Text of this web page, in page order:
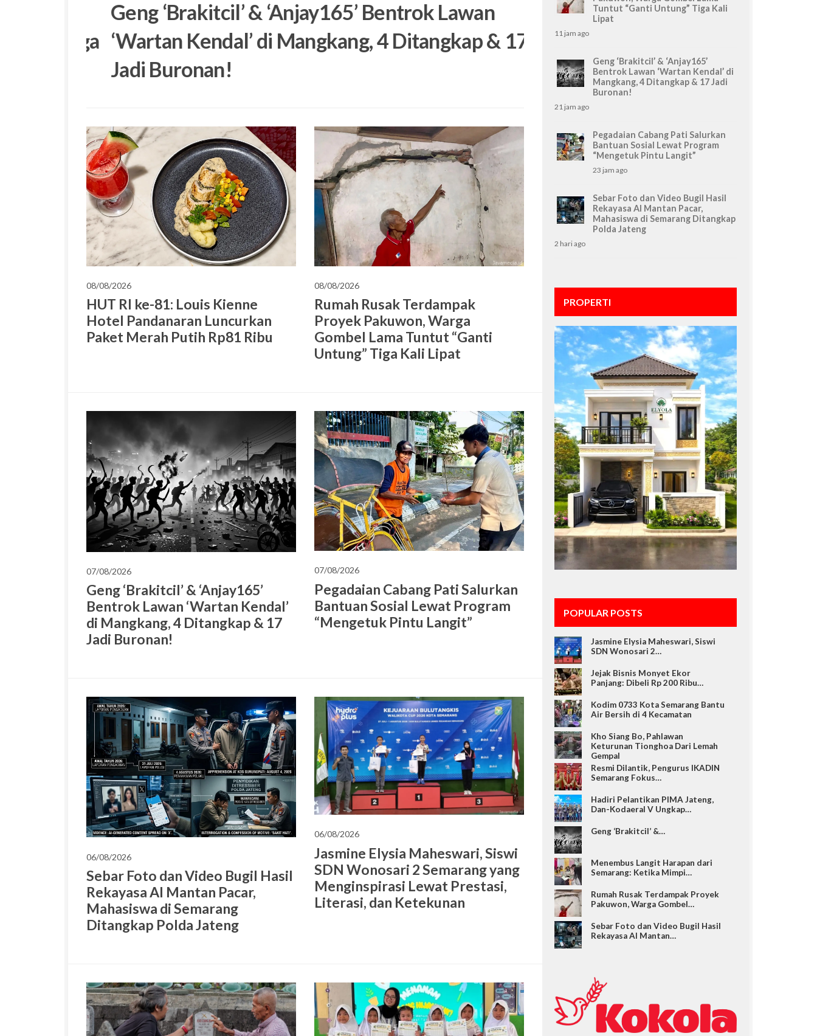
Geng ‘Brakitcil’ & ‘Anjay165’ Bentrok Lawan
‘Wartan Kendal’ di Mangkang, 4 Ditangkap & 17
Jadi Buronan!
Pegadaian Cabang Pati Salurkan
Lewat Program “Mengetuk
08/08/2026
HUT RI ke-81: Louis Kienne
Hotel Pandanaran Luncurkan
Paket Merah Putih Rp81 Ribu
08/08/2026
Rumah Rusak Terdampak
Proyek Pakuwon, Warga
Gombel Lama Tuntut “Ganti
Untung” Tiga Kali Lipat
07/08/2026
Geng ‘Brakitcil’ & ‘Anjay165’
Bentrok Lawan ‘Wartan Kendal’
di Mangkang, 4 Ditangkap & 17
Jadi Buronan!
07/08/2026
Pegadaian Cabang Pati Salurkan
Bantuan Sosial Lewat Program
“Mengetuk Pintu Langit”
06/08/2026
Sebar Foto dan Video Bugil Hasil
Rekayasa AI Mantan Pacar,
Mahasiswa di Semarang
Ditangkap Polda Jateng
06/08/2026
Jasmine Elysia Maheswari, Siswi
SDN Wonosari 2 Semarang yang
Menginspirasi Lewat Prestasi,
Literasi, dan Ketekunan
Tuntut “Ganti Untung” Tiga Kali
Lipat
11 jam ago
Geng ‘Brakitcil’ & ‘Anjay165’
Bentrok Lawan ‘Wartan Kendal’ di
Mangkang, 4 Ditangkap & 17 Jadi
Buronan!
21 jam ago
Pegadaian Cabang Pati Salurkan
Bantuan Sosial Lewat Program
“Mengetuk Pintu Langit”
23 jam ago
Sebar Foto dan Video Bugil Hasil
Rekayasa AI Mantan Pacar,
Mahasiswa di Semarang Ditangkap
Polda Jateng
2 hari ago
PROPERTI
POPULAR POSTS
Jasmine Elysia Maheswari, Siswi
SDN Wonosari 2…
Jejak Bisnis Monyet Ekor
Panjang: Dibeli Rp 200 Ribu…
Kodim 0733 Kota Semarang Bantu
Air Bersih di 4 Kecamatan
Kho Siang Bo, Pahlawan
Keturunan Tionghoa Dari Lemah
Gempal
Resmi Dilantik, Pengurus IKADIN
Semarang Fokus…
Hadiri Pelantikan PIMA Jateng,
Dan-Kodaeral V Ungkap…
Geng ‘Brakitcil’ &…
Menembus Langit Harapan dari
Semarang: Ketika Mimpi…
Rumah Rusak Terdampak Proyek
Pakuwon, Warga Gombel…
Sebar Foto dan Video Bugil Hasil
Rekayasa AI Mantan…